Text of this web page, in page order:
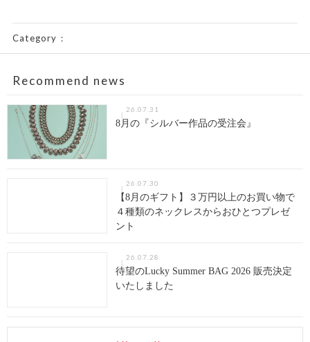
Category：
Recommend news
26.07.31
8月の『シルバー作品の受注会』
26.07.30
【8月のギフト】３万円以上のお買い物で
４種類のネックレスからおひとつプレゼ
ント
26.07.28
待望のLucky Summer BAG 2026 販売決定
いたしました